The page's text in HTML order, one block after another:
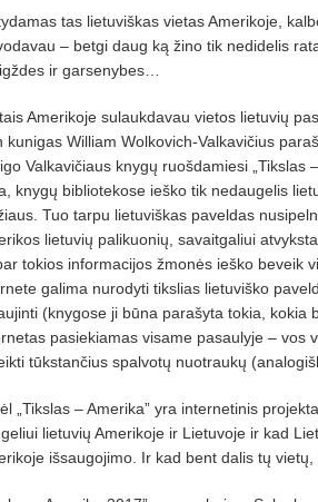
tas lietuviškas vietas Amerikoje,
– betgi daug ką žino tik nedidelis
ir garsenybes…
Amerikoje sulaukdavau vietos lietuvių
kunigas William Wolkovich-Valkavičius
Valkavičiaus knygų ruošdamiesi „Tikslas
knygų bibliotekose ieško tik nedaugelis
Tuo tarpu lietuviškas paveldas
lietuvių palikuonių, savaitgaliui
tokios informacijos žmonės ieško beveik
galima nurodyti tikslias lietuviško
(knygose ji būna parašyta tokia, kokia
pasiekiamas visame pasaulyje – vos
tūkstančius spalvotų nuotraukų
„Tikslas – Amerika” yra internetinis
lietuvių Amerikoje ir Lietuvoje ir kad
išsaugojimo. Ir kad bent dalis tų